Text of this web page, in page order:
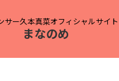
サー久本真菜オフィシャルサイト
まなのめ